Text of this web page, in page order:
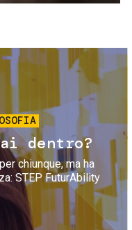
dentro?
chiunque, ma ha
STEP FuturAbility